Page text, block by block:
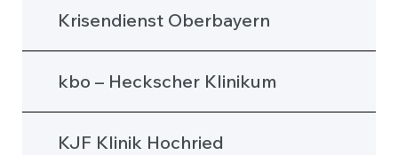
Krisendienst Oberbayern
kbo – Heckscher Klinikum
KJF Klinik Hochried